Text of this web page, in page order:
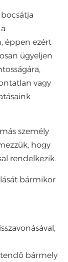
éppen ezért
ügyeljen
vagy
személy
hogy
rendelkezik.
bármikor
bármely